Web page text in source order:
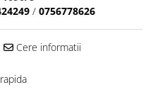
/ 0756778626
Cere informatii